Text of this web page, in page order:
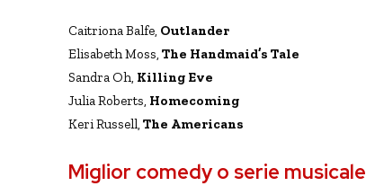
Caitriona Balfe, Outlander
Elisabeth Moss, The Handmaid’s Tale
Sandra Oh, Killing Eve
Julia Roberts, Homecoming
Keri Russell, The Americans
Miglior comedy o serie musicale